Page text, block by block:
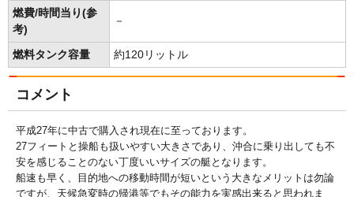
燃費/時間当り(参
考)
－
燃料タンク容量 約120リットル
コメント
平成27年に中古で購入され現在に至っております。
27フィートと操船も扱いやすい大きさであり、沖合に乗り出しても不
安を感じることのない丁度いいサイズの艇となります。
船速も早く、目的地への移動時間が短いという大きなメリットは勿論
ですが、天候急変時の帰港等でもその能力を実感出来ると思われま